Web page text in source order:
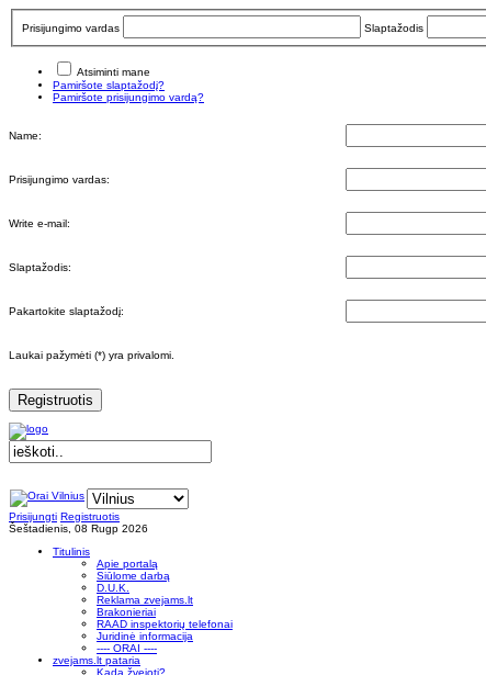
Prisijungimo vardas Slaptažodis
Atsiminti mane
Pamiršote slaptažodį?
Pamiršote prisijungimo vardą?
Name:
Prisijungimo vardas:
Write e-mail:
Slaptažodis:
Pakartokite slaptažodį:
Laukai pažymėti (*) yra privalomi.
Registruotis
Prisijungti Registruotis
Šeštadienis, 08 Rugp 2026
Titulinis
Apie portalą
Siūlome darbą
D.U.K.
Reklama zvejams.lt
Brakonieriai
RAAD inspektorių telefonai
Juridinė informacija
---- ORAI ----
zvejams.lt pataria
Kada žvejoti?